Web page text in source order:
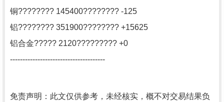
铜???????? 145400???????? -125
铝???????? 351900???????? +15625
铝合金????? 2120????????? +0
--------------------------------------
免责声明：此文仅供参考，未经核实，概不对交易结果负